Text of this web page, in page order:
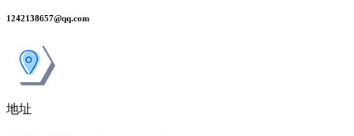
1242138657@qq.com
地址